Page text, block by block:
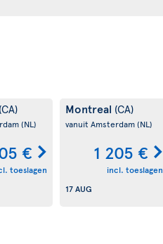
(CA)
(NL)
€
toeslagen
Montreal (CA)
vanuit Amsterdam(NL)
1 205 €
incl. toeslagen
17 AUG